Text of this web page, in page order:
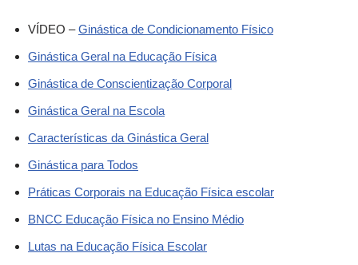
VÍDEO –Ginástica de Condicionamento Físico
Ginástica Geral na Educação Física
Ginástica de Conscientização Corporal
Ginástica Geral na Escola
Características da Ginástica Geral
Ginástica para Todos
Práticas Corporais na Educação Física escolar
BNCC Educação Física no Ensino Médio
Lutas na Educação Física Escolar